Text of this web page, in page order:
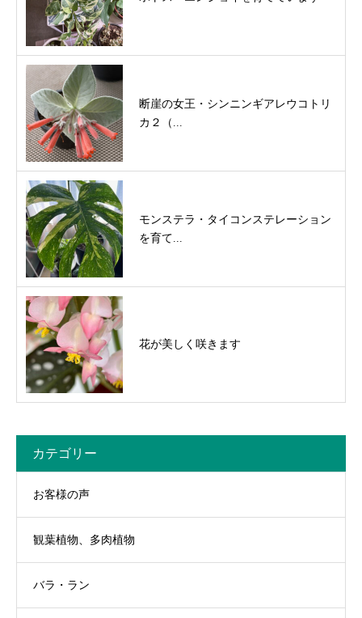
断崖の女王・シンニンギアレウコトリ
カ２（...
モンステラ・タイコンステレーション
を育て...
花が美しく咲きます
カテゴリー
お客様の声
観葉植物、多肉植物
バラ・ラン